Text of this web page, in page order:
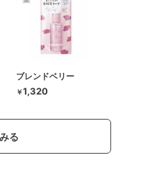
ブレンドベリー
￥1,320
る